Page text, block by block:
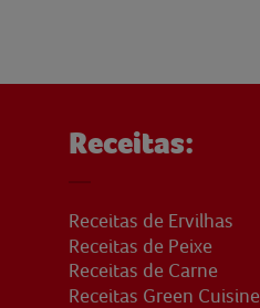
Receitas:
Receitas de Ervilhas
Receitas de Peixe
Receitas de Carne
Receitas Green Cuisine